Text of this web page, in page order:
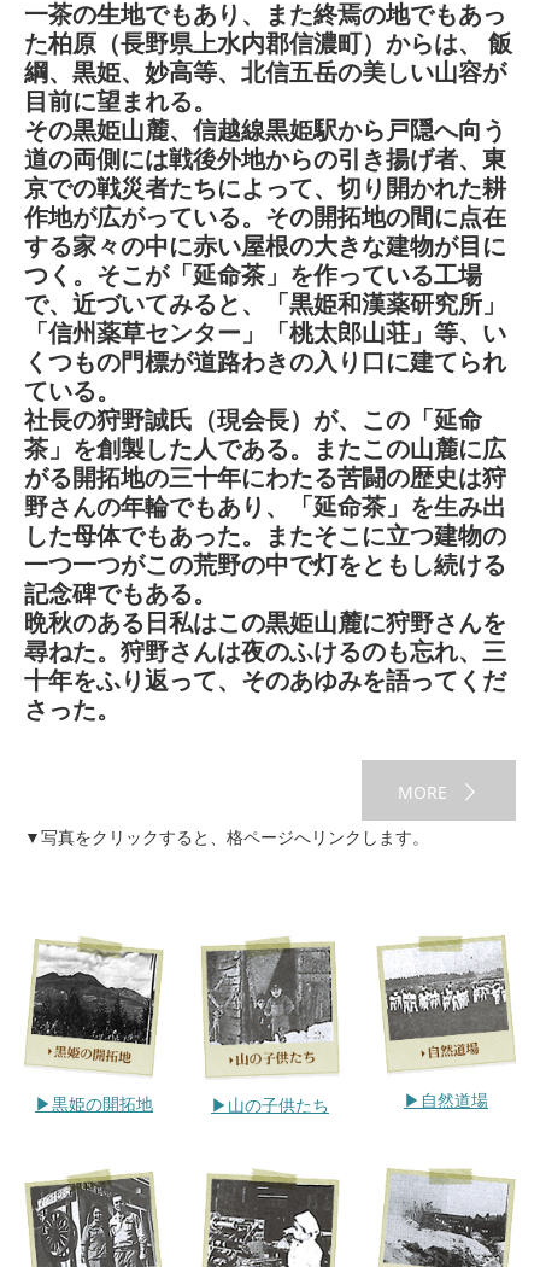
一茶の生地でもあり、また終焉の地でもあっ
た柏原（長野県上水内郡信濃町）からは、 飯
綱、黒姫、妙高等、北信五岳の美しい山容が
目前に望まれる。
その黒姫山麓、信越線黒姫駅から戸隠へ向う
道の両側には戦後外地からの引き揚げ者、東
京での戦災者たちによって、切り開かれた耕
作地が広がっている。その開拓地の間に点在
する家々の中に赤い屋根の大きな建物が目に
つく。そこが「延命茶」を作っている工場
で、近づいてみると、「黒姫和漢薬研究所」
「信州薬草センター」「桃太郎山荘」等、い
くつもの門標が道路わきの入り口に建てられ
ている。
社長の狩野誠氏（現会長）が、この「延命
茶」を創製した人である。またこの山麓に広
がる開拓地の三十年にわたる苦闘の歴史は狩
野さんの年輪でもあり、「延命茶」を生み出
した母体でもあった。またそこに立つ建物の
一つ一つがこの荒野の中で灯をともし続ける
記念碑でもある。
晩秋のある日私はこの黒姫山麓に狩野さんを
尋ねた。狩野さんは夜のふけるのも忘れ、三
十年をふり返って、そのあゆみを語ってくだ
さった。
MORE
▼写真をクリックすると、格ページへリンクします。
▶︎黒姫の開拓地 ▶︎山の子供たち ▶︎自然道場